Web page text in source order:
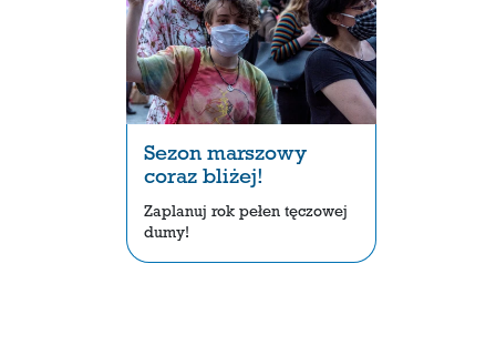
Sezon marszowy
coraz bliżej!
Zaplanuj rok pełen tęczowej
dumy!